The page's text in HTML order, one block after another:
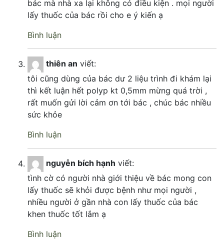
bác mà nhà xa lại không có điều kiện . mọi người
lấy thuốc của bác rồi cho e ý kiến ạ
Bình luận
thiên an viết:
tôi cũng dùng của bác dư 2 liệu trình đi khám lại
thì kết luận hết polyp kt 0,5mm mừng quá trời ,
rất muốn gửi lời cảm ơn tới bác , chúc bác nhiều
sức khỏe
Bình luận
nguyễn bích hạnh viết:
tình cờ có người nhà giới thiệu về bác mong con
lấy thuốc sẽ khỏi được bệnh như mọi người ,
nhiều người ở gần nhà con lấy thuốc của bác
khen thuốc tốt lắm ạ
Bình luận